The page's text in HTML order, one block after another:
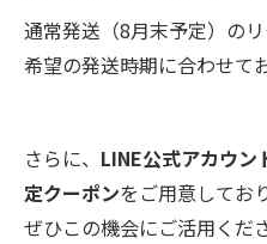
通常発送（8月末予定）の
希望の発送時期に合わせて
さらに、 LINE公式アカウン
定クーポンをご用意してお
ぜひこの機会にご活用くだ